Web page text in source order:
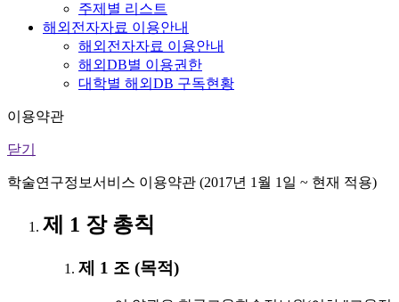
주제별 리스트
해외전자자료 이용안내
해외전자자료 이용안내
해외DB별 이용권한
대학별 해외DB 구독현황
이용약관
닫기
학술연구정보서비스 이용약관 (2017년 1월 1일 ~ 현재 적용)
제 1 장 총칙
제 1 조 (목적)